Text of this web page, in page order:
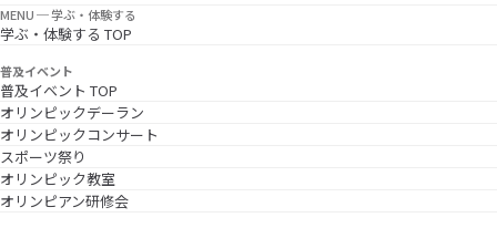
MENU ─ 学ぶ・体験する
学ぶ・体験する TOP
普及イベント
普及イベント TOP
オリンピックデーラン
オリンピックコンサート
スポーツ祭り
オリンピック教室
オリンピアン研修会